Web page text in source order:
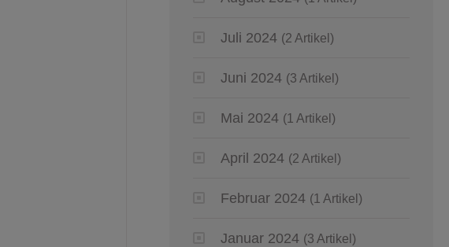
Juli 2024 (2 Artikel)
Juni 2024 (3 Artikel)
Mai 2024 (1 Artikel)
April 2024 (2 Artikel)
Februar 2024 (1 Artikel)
Januar 2024 (3 Artikel)